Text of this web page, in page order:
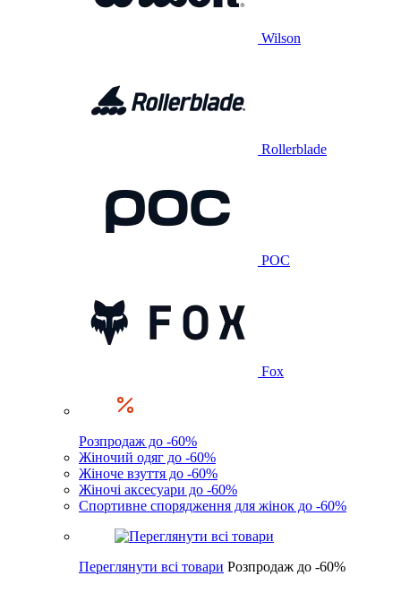
Wilson
Rollerblade
POC
Fox
Розпродаж до -60%
Жіночий одяг до -60%
Жіноче взуття до -60%
Жіночі аксесуари до -60%
Спортивне спорядження для жінок до -60%
Переглянути всі товари Розпродаж до -60%